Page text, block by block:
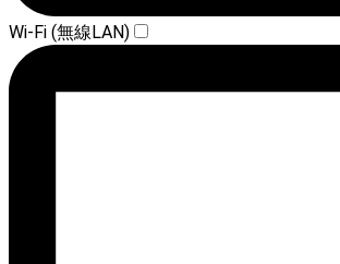
Wi-Fi (無線LAN)